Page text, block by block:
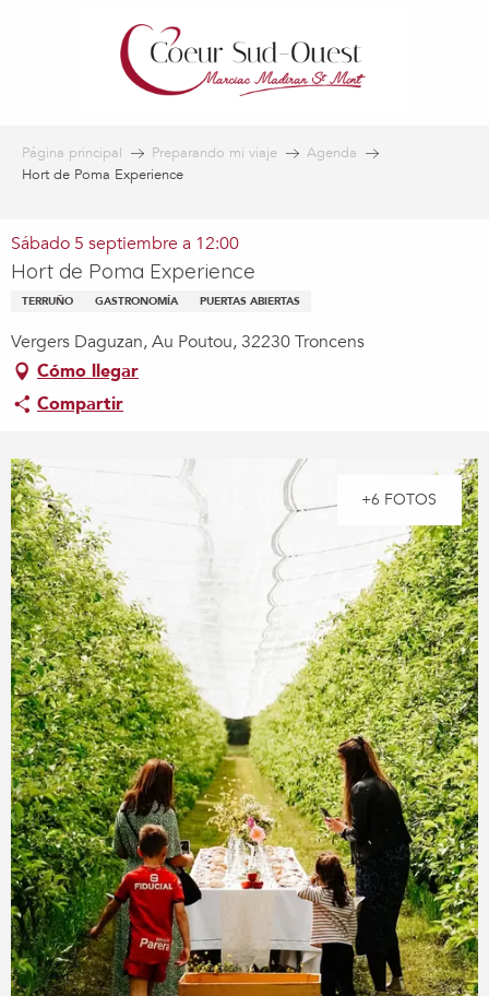
Página principal Preparando mi viaje
Agenda
Hort de Poma Experience
Sábado 5 septiembre a 12:00
Hort de Poma Experience
TERRUÑO GASTRONOMÍA PUERTAS ABIERTAS
Vergers Daguzan, Au Poutou, 32230 Troncens
Cómo llegar
Compartir
+6 FOTOS